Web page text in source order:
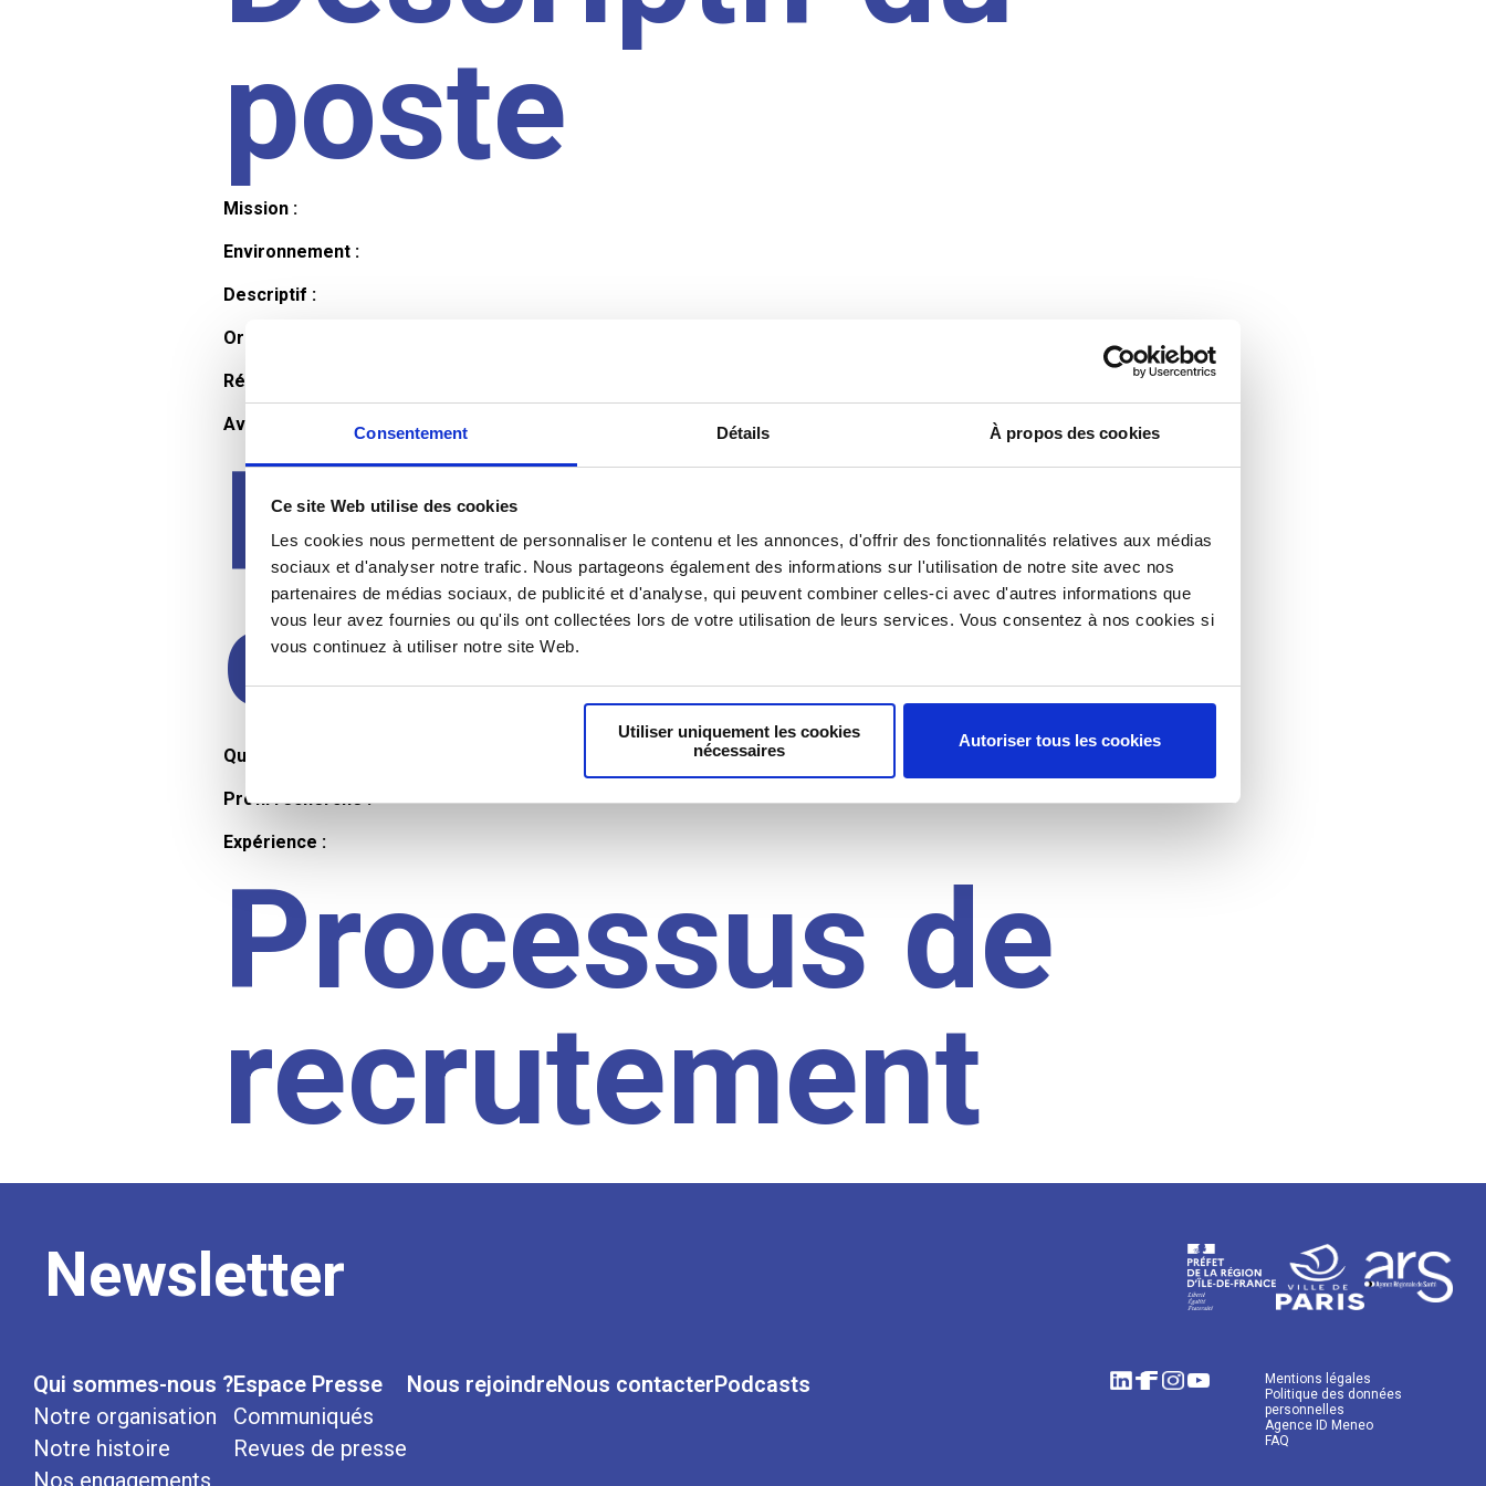
Consentement Détails À propos des cookies
Ce site Web utilise des cookies
Les cookies nous permettent de personnaliser le contenu et les annonces, d'offrir des fonctionnalités relatives aux médias
sociaux et d'analyser notre trafic. Nous partageons également des informations sur l'utilisation de notre site avec nos
partenaires de médias sociaux, de publicité et d'analyse, qui peuvent combiner celles-ci avec d'autres informations que
vous leur avez fournies ou qu'ils ont collectées lors de votre utilisation de leurs services. Vous consentez à nos cookies si
vous continuez à utiliser notre site Web.
Utiliser uniquement les cookies
nécessaires
Autoriser tous les cookies
poste
Mission :
Environnement :
Descriptif :
Organisation et horaires :
Rémunération :
Avantages :
Profil du
candidat
Qualifications et diplômes :
Profil recherché :
Expérience :
Processus de
recrutement
Newsletter
Qui sommes-nous ?
Notre organisation
Notre histoire
Nos engagements
Espace Presse
Communiqués
Revues de presse
Nous rejoindreNous contacterPodcasts
Mentions légales
Politique des données
personnelles
Agence ID Meneo
FAQ